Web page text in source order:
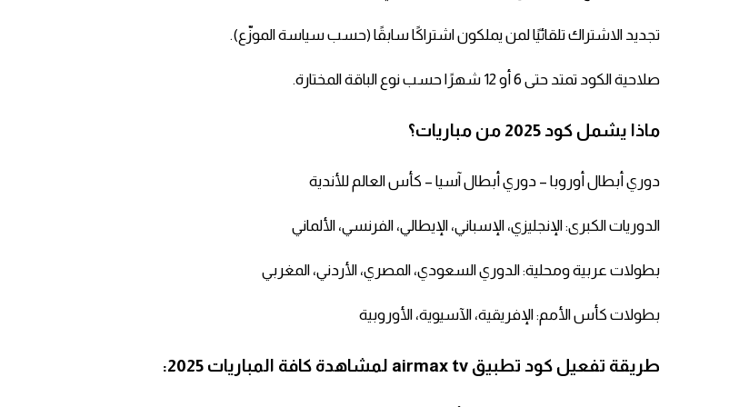
تجديد الاشتراك تلقائيًا لمن يملكون اشتراكًا سابقًا (حسب سياسة الموزّع).
صلاحية الكود تمتد حتى 6 أو 12 شهرًا حسب نوع الباقة المختارة.
ماذا يشمل كود 2025 من مباريات؟
دوري أبطال أوروبا – دوري أبطال آسيا – كأس العالم للأندية
الدوريات الكبرى: الإنجليزي، الإسباني، الإيطالي، الفرنسي، الألماني
بطولات عربية ومحلية: الدوري السعودي، المصري، الأردني، المغربي
بطولات كأس الأمم: الإفريقية، الآسيوية، الأوروبية
طريقة تفعيل كود تطبيق airmax tv لمشاهدة كافة المباريات 2025: